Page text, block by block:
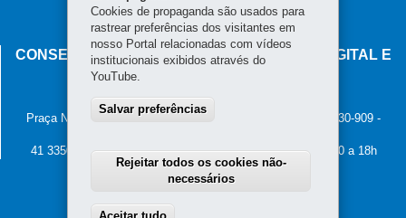
principal
CONSELHO ESTADUAL DE GOVERNANÇA DIGITAL E
SEGURANÇA DA INFORMAÇÃO
Palácio Iguaçu
Praça Nossa Senhora de Salette, s/n - Centro Cívico
80.530-909 -
41 3350-2400 - Horário de atendimento: 8h30 a 12h e 13h30 a 18h
Cookies de propaganda são usados para
rastrear preferências dos visitantes em
nosso Portal relacionadas com vídeos
institucionais exibidos através do
YouTube.
Salvar preferências
Rejeitar todos os cookies não-
necessários